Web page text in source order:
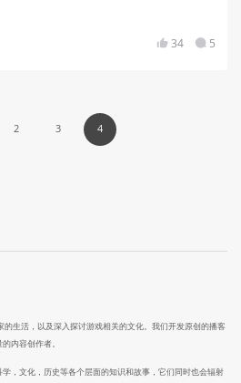
34 5
2 3 4
生活，以及深入探讨游戏相关的文化。我们开发原创的播客
内容创作者。
，文化，历史等各个层面的知识和故事，它们同时也会辐射